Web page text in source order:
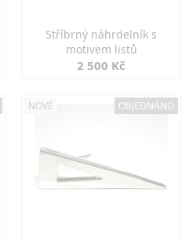
Stříbrný náhrdelník s
motivem listů
2 500 Kč
NOVÉ OBJEDNÁNO